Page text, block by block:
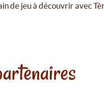
de jeu à découvrir avec